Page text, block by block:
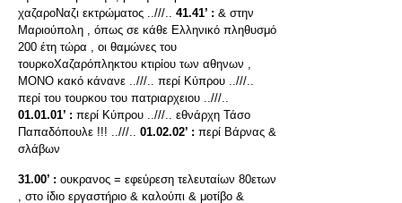
χαζαροΝαζι εκτρώματος ..///.. 41.41’ : & στην
Μαριούπολη , όπως σε κάθε Ελληνικό πληθυσμό
200 έτη τώρα , οι θαμώνες του
τουρκοΧαζαρόπληκτου κτιρίου των αθηνων ,
ΜΟΝΟ κακό κάνανε ..///.. περί Κύπρου ..///..
περί του τουρκου του πατριαρχειου ..///..
01.01.01’ : περί Κύπρου ..///.. εθνάρχη Τάσο
Παπαδόπουλε !!! ..///.. 01.02.02’ : περί Βάρνας &
σλάβων
31.00’ : ουκρανος = εφεύρεση τελευταίων 80ετων
, στο ίδιο εργαστήριο & καλούπι & μοτίβο &